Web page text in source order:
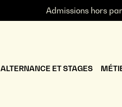
Admissions hors
ALTERNANCE ET STAGES